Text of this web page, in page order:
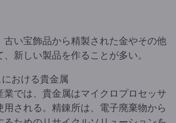
古い宝飾品から精製された金やその他
新しい製品を作ることが多い。
おける貴金属
業では、貴金属はマイクロプロセッサ
用される。精錬所は、電子廃棄物から